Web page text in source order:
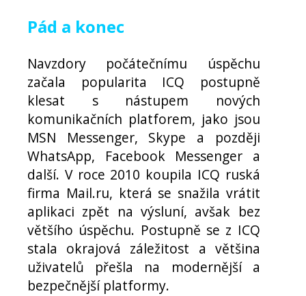
Pád a konec
Navzdory počátečnímu úspěchu
začala popularita ICQ postupně
klesat s nástupem nových
komunikačních platforem, jako jsou
MSN Messenger, Skype a později
WhatsApp, Facebook Messenger a
další. V roce 2010 koupila ICQ ruská
firma Mail.ru, která se snažila vrátit
aplikaci zpět na výsluní, avšak bez
většího úspěchu. Postupně se z ICQ
stala okrajová záležitost a většina
uživatelů přešla na modernější a
bezpečnější platformy.